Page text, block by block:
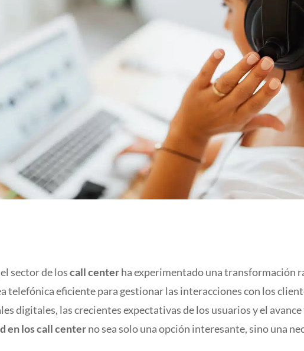
sector de loscall centerha experimentado una transformación
telefónica eficiente para gestionar las interacciones con los
digitales, las crecientes expectativas de los usuarios y el
en los call centerno sea solo una opción interesante, sino una